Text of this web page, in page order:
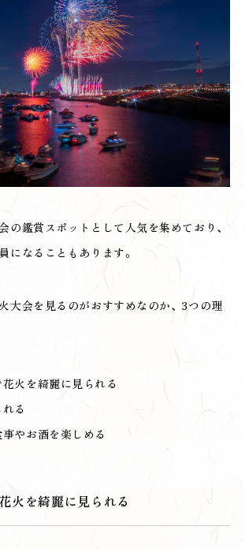
の鑑賞スポットとして人気を集めており、
になることもあります。
大会を見るのがおすすめなのか、3つの理
火を綺麗に見られる
る
やお酒を楽しめる
火を綺麗に見られる